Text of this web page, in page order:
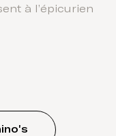
à l’épicurien